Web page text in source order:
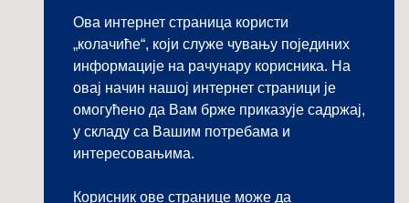
Ова интернет страница користи
„колачиће“, који служе чувању појединих
информације на рачунару корисника. На
овај начин нашој интернет страници је
омогућено да Вам брже приказује садржај,
у складу са Вашим потребама и
интересовањима.
Корисник ове странице може да